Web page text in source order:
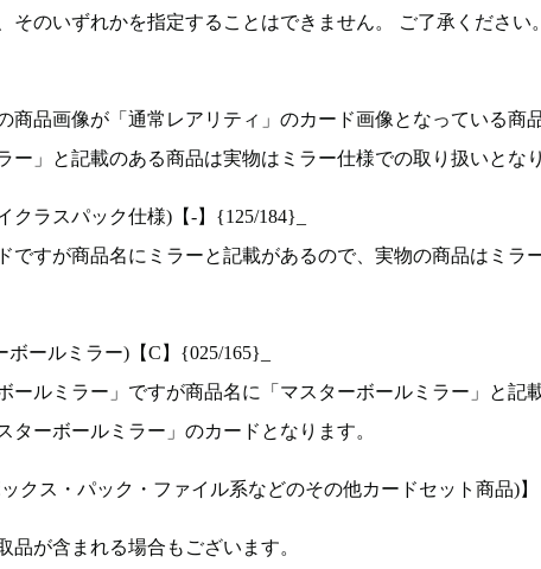
そのいずれかを指定することはできません。 ご了承ください
商品画像が「通常レアリティ」のカード画像となっている商
ー」と記載のある商品は実物はミラー仕様での取り扱いとなり
クラスパック仕様)【-】{125/184}_
ですが商品名にミラーと記載があるので、実物の商品はミラ
ールミラー)【C】{025/165}_
ールミラー」ですが商品名に「マスターボールミラー」と記
ターボールミラー」のカードとなります。
クス・パック・ファイル系などのその他カードセット商品)】
品が含まれる場合もございます。